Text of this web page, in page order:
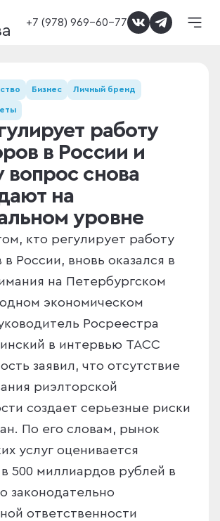
+7 (978) 969-60-77
Бизнес Личный бренд
работу
в России и
вопрос снова
на
уровне
кто регулирует работу
России, вновь оказался в
на Петербургском
экономическом
Росреестра
в интервью ТАСС
заявил, что отсутствие
риэлторской
создает серьезные риски
По его словам, рынок
услуг оценивается
500 миллиардов рублей в
законодательно
ответственности